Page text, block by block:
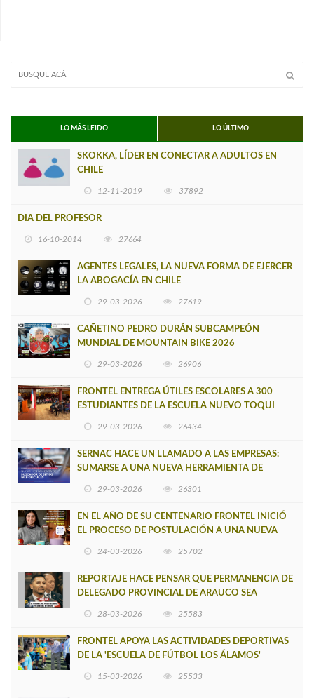
LO MÁS LEIDO LO ÚLTIMO
SKOKKA, LÍDER EN CONECTAR A ADULTOS EN
CHILE
12-11-2019 37892
DIA DEL PROFESOR
16-10-2014 27664
AGENTES LEGALES, LA NUEVA FORMA DE EJERCER
LA ABOGACÍA EN CHILE
29-03-2026 27619
CAÑETINO PEDRO DURÁN SUBCAMPEÓN
MUNDIAL DE MOUNTAIN BIKE 2026
29-03-2026 26906
FRONTEL ENTREGA ÚTILES ESCOLARES A 300
ESTUDIANTES DE LA ESCUELA NUEVO TOQUI
29-03-2026 26434
SERNAC HACE UN LLAMADO A LAS EMPRESAS:
SUMARSE A UNA NUEVA HERRAMIENTA DE
29-03-2026 26301
EN EL AÑO DE SU CENTENARIO FRONTEL INICIÓ
EL PROCESO DE POSTULACIÓN A UNA NUEVA
24-03-2026 25702
REPORTAJE HACE PENSAR QUE PERMANENCIA DE
DELEGADO PROVINCIAL DE ARAUCO SEA
28-03-2026 25583
FRONTEL APOYA LAS ACTIVIDADES DEPORTIVAS
DE LA 'ESCUELA DE FÚTBOL LOS ÁLAMOS'
15-03-2026 25533